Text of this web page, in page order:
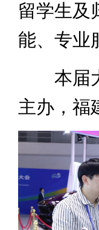
留学生及
能、专业
本届大
主办，福